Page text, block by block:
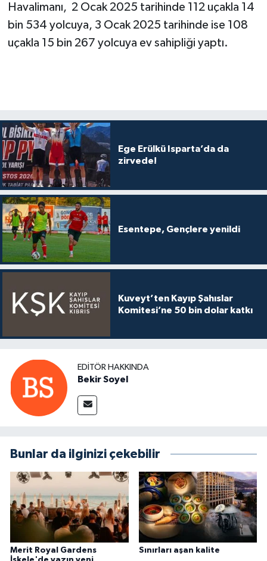
Havalimanı, 2 Ocak 2025 tarihinde 112 uçakla 14
bin 534 yolcuya, 3 Ocak 2025 tarihinde ise 108
uçakla 15 bin 267 yolcuya ev sahipliği yaptı.
Ege Erülkü Isparta’da da
zirvede!
Esentepe, Gençlere yenildi
Kuveyt’ten Kayıp Şahıslar
Komitesi’ne 50 bin dolar katkı
EDITÖR HAKKINDA
Bekir Soyel
Bunlar da ilginizi çekebilir
Merit Royal Gardens
Sınırları aşan kalite